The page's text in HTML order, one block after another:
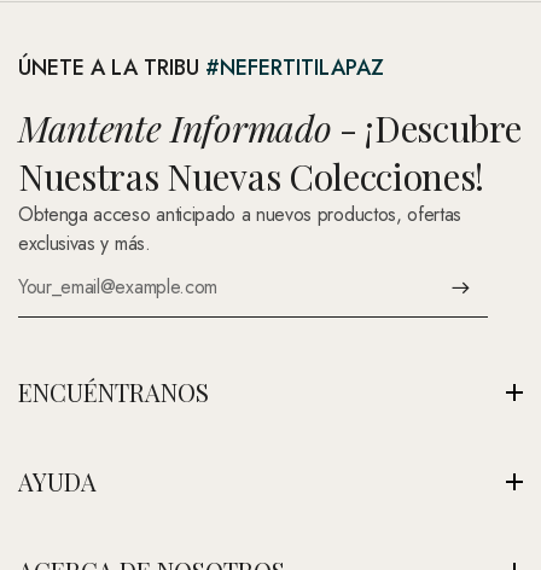
ÚNETE A LA TRIBU #NEFERTITILAPAZ
Mantente Informado - ¡Descubre
Nuestras Nuevas Colecciones!
Obtenga acceso anticipado a nuevos productos, ofertas
exclusivas y más.
ENCUÉNTRANOS
Ver Nuestra Tienda
AYUDA